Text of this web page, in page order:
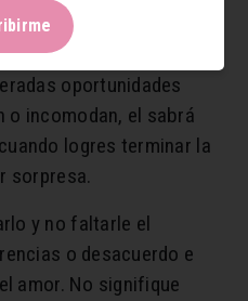
no están funcionando
te desagradan de él. Si
oportunidades
o incomodan, el sabrá
logres terminar la
sorpresa.
y no faltarle el
o desacuerdo e
amor. No signifique